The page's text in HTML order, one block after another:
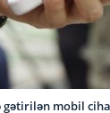
gətirilən mobil